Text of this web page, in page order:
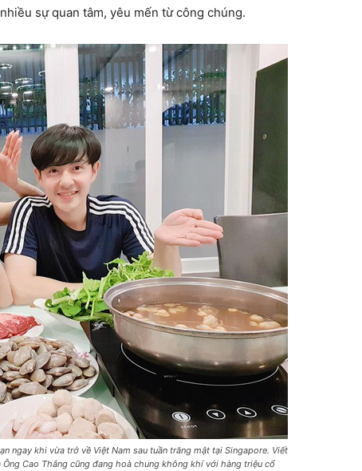
sự quan tâm, yêu mến từ công chúng.
ngay khi vừa trở về Việt Nam sau tuần trăng mật tại Singapore. Viết
Cao Thắng cũng đang hoà chung không khí với hàng triệu cổ